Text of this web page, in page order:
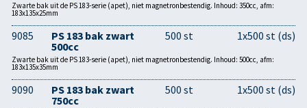
Zwarte bak uit de PS 183-serie (apet), niet magnetronbestendig. Inhoud: 350cc, afm:
183x135x25mm
9085
PS 183 bak zwart
500cc
500 st 1x500 st (ds)
Zwarte bak uit de PS 183-serie (apet), niet magnetronbestendig. Inhoud: 500cc, afm:
183x135x35mm
9090
PS 183 bak zwart
750cc
500 st 1x500 st (ds)